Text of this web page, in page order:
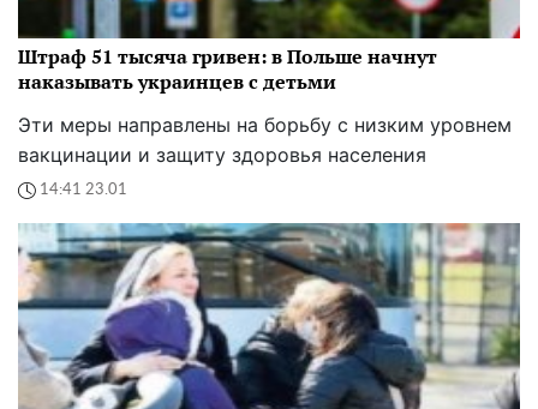
Штраф 51 тысяча гривен: в Польше начнут
наказывать украинцев с детьми
Эти меры направлены на борьбу с низким уровнем
вакцинации и защиту здоровья населения
14:41 23.01